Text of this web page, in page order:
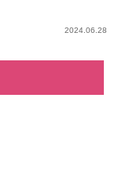
2024.06.28